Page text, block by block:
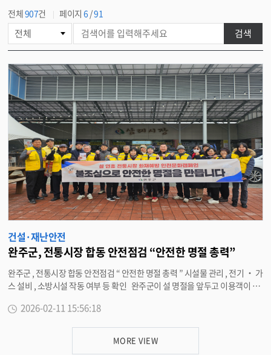
전체907건 페이지6/91
시
물
검
색
검색
건설·재난안전
완주군, 전통시장 합동 안전점검 “안전한 명절 총력”
완주군 , 전통시장 합동 안전점검 “ 안전한 명절 총력 ” 시설물 관리 , 전기 ‧ 가
스 설비 , 소방시설 작동 여부 등 확인 완주군이 설 명절을 앞두고 이용객이 급
11 일 완주군은 삼례시장과 봉동생강골시장에서 ‘ 전통시장 안전점검 및 안전 2026-02-11 15:56:18
MORE VIEW